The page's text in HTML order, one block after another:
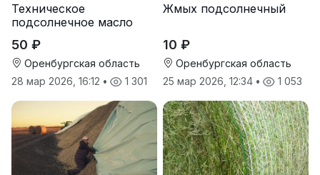
Техническое
подсолнечное масло
50 ₽
Оренбургская область
28 мар 2026, 16:12 • 1 301
Жмых подсолнечный
10 ₽
Оренбургская область
25 мар 2026, 12:34 • 1 053